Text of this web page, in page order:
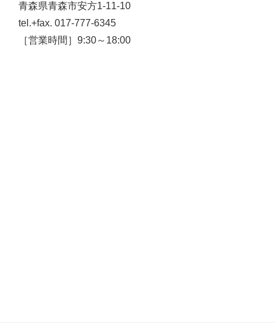
青森県青森市安方1-11-10
tel.+fax. 017-777-6345
［営業時間］9:30～18:00